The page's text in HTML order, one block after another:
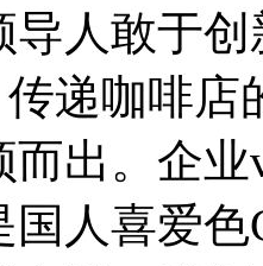
导人敢于
递咖啡店
而出。企
国人喜爱